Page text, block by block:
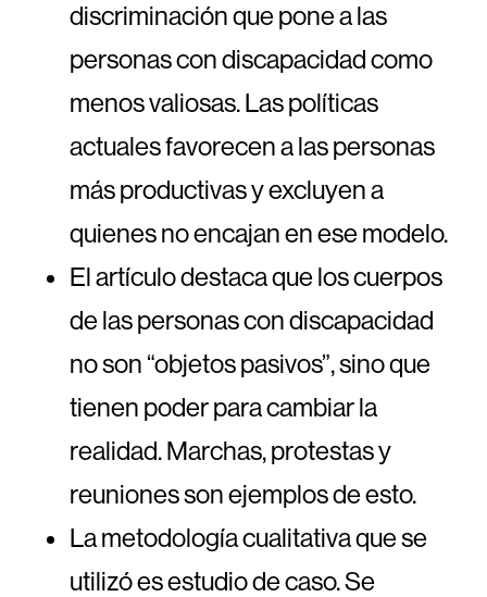
discriminación que pone a las
personas con discapacidad como
menos valiosas. Las políticas
actuales favorecen a las personas
más productivas y excluyen a
quienes no encajan en ese modelo.
El artículo destaca que los cuerpos
de las personas con discapacidad
no son “objetos pasivos”, sino que
tienen poder para cambiar la
realidad. Marchas, protestas y
reuniones son ejemplos de esto.
La metodología cualitativa que se
utilizó es estudio de caso. Se